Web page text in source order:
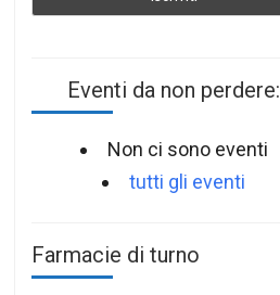
Eventi da non perdere:
Non ci sono eventi
tutti gli eventi
Farmacie di turno